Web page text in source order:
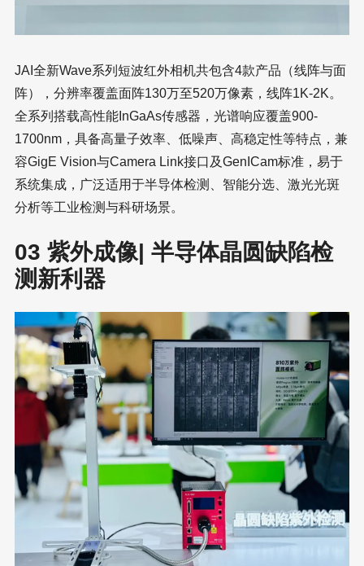
JAI全新Wave系列短波红外相机共包含4款产品（线阵与面
阵），分辨率覆盖面阵130万至520万像素，线阵1K-2K。
全系列搭载高性能InGaAs传感器，光谱响应覆盖900-
1700nm，具备高量子效率、低噪声、高稳定性等特点，兼
容GigE Vision与Camera Link接口及GenICam标准，易于
系统集成，广泛适用于半导体检测、智能分选、激光光斑
分析等工业检测与科研场景。
03 紫外成像| 半导体晶圆缺陷检
测新利器